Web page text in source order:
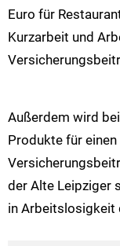
Euro für
Kurzarbeit und
Außerdem wird
Produkte für
der Alte Leipziger
in Arbeitslosigkeit